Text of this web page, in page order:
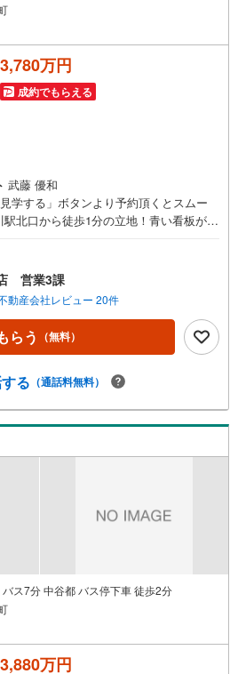
3,780万円
成約でもらえる
武藤 優和
学する」ボタンより予約頂くとスムー
駅北口から徒歩1分の立地！青い看板が目
にも退屈せずにお過ごし頂けます。■
率のUP化オウチ時間で人生を豊かにす
を切り替えて、家族との時間も増えて幸
住宅ローンのご相談承ります。■住まい
グも大切です。現地の空気や雰囲気を感
営業スタッフまでお問合せくださいま
選びはフィーリングも大切です。現地の
だわりを聞かせてください！■ ご来店
携駐車場ございます。詳しくは営業ス
くださいませ！■周辺の教育施設やスー
ア等の情報、災害情報等がわかる「物
ます■他の物件と併せてご案内もOK-ご
無料送迎もOK-当日見学もOKです！
営業3課
動産会社レビュー 20件
らう （無料）
る （通話料無料）
ス7分 中谷都 バス停下車 徒歩2分
3,880万円